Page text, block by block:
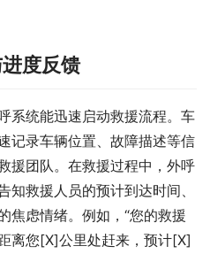
度反馈
系统能迅速启动救援流程。车
记录车辆位置、故障描述等信
援团队。在救援过程中，外呼
知救援人员的预计到达时间、
焦虑情绪。例如，“您的救援
离您[X]公里处赶来，预计[X]